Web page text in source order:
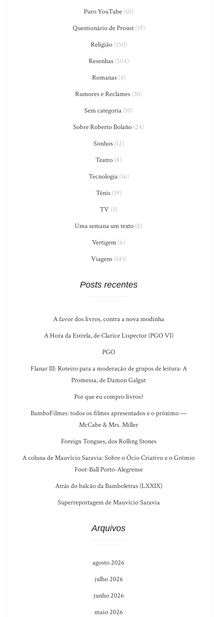
Puro YouTube (10)
Questionário de Proust(19)
Religião(150)
Resenhas(504)
Romanas(4)
Rumores e Reclames (30)
Sem categoria (10)
Sobre Roberto Bolaño (24)
Sonhos(12)
Teatro (8)
Tecnologia(16)
Tênis(19)
TV (3)
Uma semana um texto (8)
Vertigem (6)
Viagens(143)
Posts recentes
A favor dos livros, contra a nova modinha
A Hora da Estrela, de Clarice Lispector (PGO VI)
PGO
Flanar III: Roteiro para a moderação de grupos de leitura: A
Promessa, de Damon Galgut
Por que eu compro livros?
BamboFilmes: todos os filmes apresentados e o próximo —
McCabe & Mrs. Miller
Foreign Tongues, dos Rolling Stones
A coluna de Mauvício Saravia: Sobre o Ócio Criativo e o Grêmio
Foot-Ball Porto-Alegrense
Atrás do balcão da Bamboletras (LXXIX)
Superreportagem de Mauvício Saravia
Arquivos
agosto 2026
julho 2026
junho 2026
maio 2026